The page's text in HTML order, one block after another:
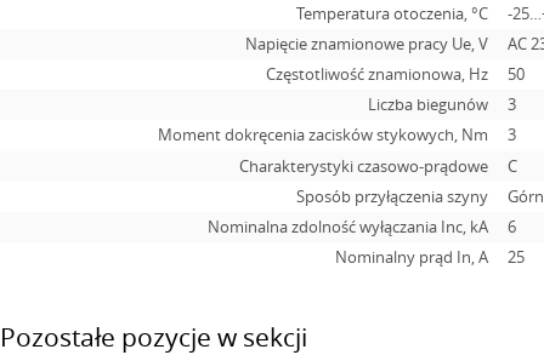
Temperatura otoczenia, °С
-
Napięcie znamionowe pracy Ue, V
АС
Częstotliwość znamionowa, Hz
50
Liczba biegunów
3
Moment dokręcenia zacisków stykowych, Nm
3
Charakterystyki czasowo-prądowe
C
Sposób przyłączenia szyny
Nominalna zdolność wyłączania Inc, kA
6
Nominalny prąd In, А
25
Pozostałe pozycje w sekcji